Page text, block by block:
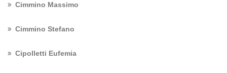
Cimmino Massimo
Cimmino Stefano
Cipolletti Eufemia